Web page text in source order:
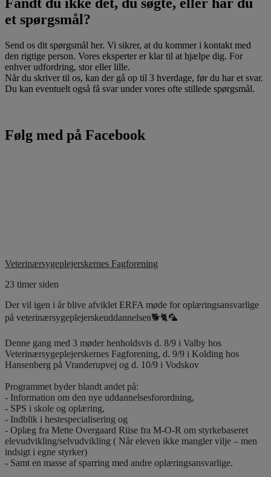
et spørgsmål?
Send os dit spørgsmål her. Vi sikrer, at du kommer i kontakt med
den rigtige person. Vores eksperter er klar til at hjælpe dig. For
enhver udfordring, stor eller lille.
Når du skriver til os, kan der gå op til 3 hverdage, før du har et svar.
Du kan eventuelt også få svar under vores ofte stillede spørgsmål.
Følg med på Facebook
Veterinærsygeplejerskernes Fagforening
23 timer siden
Der vil igen i år blive afviklet ERFA møde for oplæringsansvarlige
på veterinærsygeplejerskeuddannelsen🐕🐈🦜
Denne gang med 3 møder henholdsvis d. 8/9 i Valby hos
Veterinærsygeplejerskernes Fagforening, d. 9/9 i Kolding hos
Hansenberg på Vranderupvej og d. 10/9 i Vodskov
Programmet byder blandt andet på:
- Information om den nye uddannelsesforordning,
- SPS i skole og oplæring,
- Indblik i hestespecialisering og
- Oplæg fra Mette Overgaard Riise fra M-O-R om styrkebaseret
elevudvikling/selvudvikling ( Når eleven ikke mangler vilje – men
indsigt i egne styrker)
- Samt en masse af sparring med andre oplæringsansvarlige.